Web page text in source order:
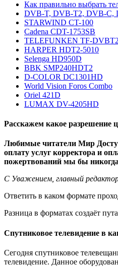
Как правильно выбрать
DVB-T, DVB-T2, DVB-C,
STARWIND CT-100
Cadena CDT-1753SB
TELEFUNKEN TF-
HARPER HDT2-5010
Selenga HD950D
BBK SMP240HDT2
D-COLOR DC1301HD
World Vision Foros Combo
Oriel 421D
LUMAX DV-4205HD
Расскажем какое разрешение
Любимые читатели Мир
оплату услуг корректора и
пожертвований мы бы
С Уважением, главный
Ответить в каком формате
Разница в форматах создаёт
Спутниковое телевидение в
Сегодня спутниковое
телевидение. Данное